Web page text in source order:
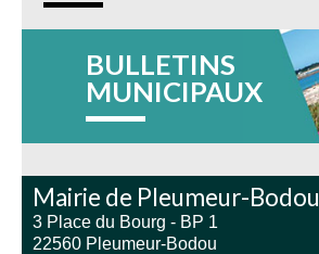
BULLETINS
MUNICIPAUX
Mairie de Pleumeur-Bodou
3 Place du Bourg - BP 1
22560 Pleumeur-Bodou